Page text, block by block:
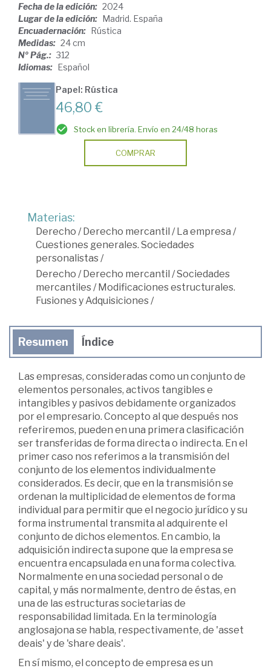
Fecha de la edición: 2024
Lugar de la edición: Madrid. España
Encuadernación: Rústica
Medidas: 24 cm
Nº Pág.: 312
Idiomas: Español
Papel: Rústica
46,80 €
Stock en librería. Envío en 24/48 horas
COMPRAR
Materias:
Derecho /Derecho mercantil /La empresa /
Cuestiones generales. Sociedades
personalistas/
Derecho /Derecho mercantil /Sociedades
mercantiles/Modificaciones estructurales.
Fusiones y Adquisiciones/
Resumen Índice
Las empresas, consideradas como un conjunto de
elementos personales, activos tangibles e
intangibles y pasivos debidamente organizados
por el empresario. Concepto al que después nos
referiremos, pueden en una primera clasificación
ser transferidas de forma directa o indirecta. En el
primer caso nos referimos a la transmisión del
conjunto de los elementos individualmente
considerados. Es decir, que en la transmisión se
ordenan la multiplicidad de elementos de forma
individual para permitir que el negocio jurídico y su
forma instrumental transmita al adquirente el
conjunto de dichos elementos. En cambio, la
adquisición indirecta supone que la empresa se
encuentra encapsulada en una forma colectiva.
Normalmente en una sociedad personal o de
capital, y más normalmente, dentro de éstas, en
una de las estructuras societarias de
responsabilidad limitada. En la terminología
anglosajona se habla, respectivamente, de 'asset
deais' y de 'share deais'.
En sí mismo, el concepto de empresa es un